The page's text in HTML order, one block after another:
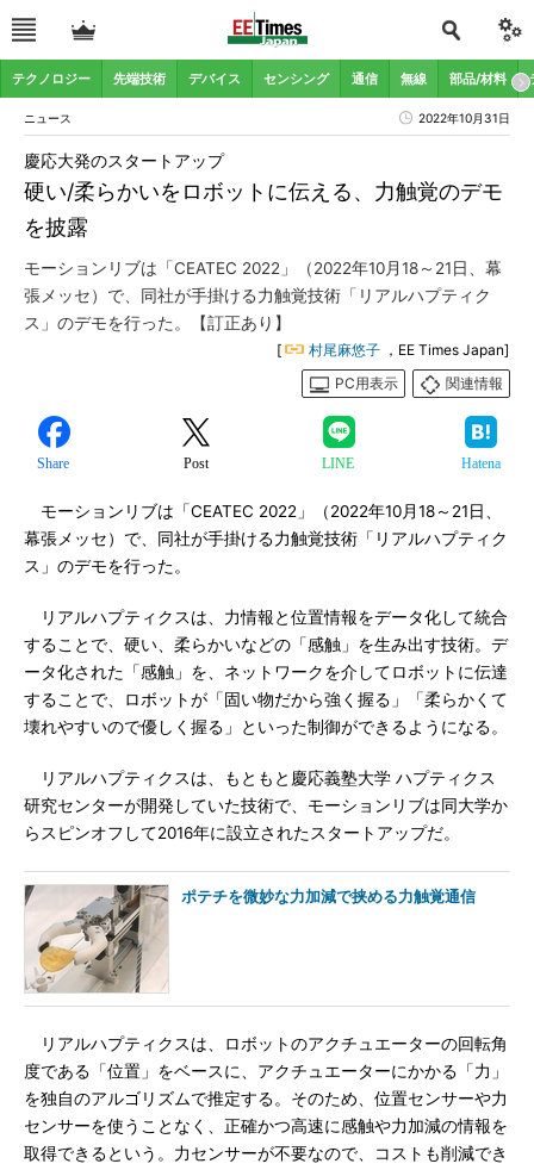
テクノロジー 先端技術 デバイス センシング 通信 無線 部品/材料
ニュース 2022年10月31日
硬い/柔らかいをロボットに伝える、力触覚のデモ
を披露
慶応大発のスタートアップ
モーションリブは「CEATEC 2022」（2022年10月18～21日、幕
張メッセ）で、同社が手掛ける力触覚技術「リアルハプティク
ス」のデモを行った。【訂正あり】
[ 村尾麻悠子 ，EE Times Japan]
PC用表示
関連情報
Share Post LINE Hatena
モーションリブは「CEATEC 2022」（2022年10月18～21日、
幕張メッセ）で、同社が手掛ける力触覚技術「リアルハプティク
ス」のデモを行った。
リアルハプティクスは、力情報と位置情報をデータ化して統合
することで、硬い、柔らかいなどの「感触」を生み出す技術。デ
ータ化された「感触」を、ネットワークを介してロボットに伝達
することで、ロボットが「固い物だから強く握る」「柔らかくて
壊れやすいので優しく握る」といった制御ができるようになる。
リアルハプティクスは、もともと慶応義塾大学 ハプティクス
研究センターが開発していた技術で、モーションリブは同大学か
らスピンオフして2016年に設立されたスタートアップだ。
ポテチを微妙な力加減で挟める力触覚通信
リアルハプティクスは、ロボットのアクチュエーターの回転角
度である「位置」をベースに、アクチュエーターにかかる「力」
を独自のアルゴリズムで推定する。そのため、位置センサーや力
センサーを使うことなく、正確かつ高速に感触や力加減の情報を
取得できるという。力センサーが不要なので、コストも削減でき